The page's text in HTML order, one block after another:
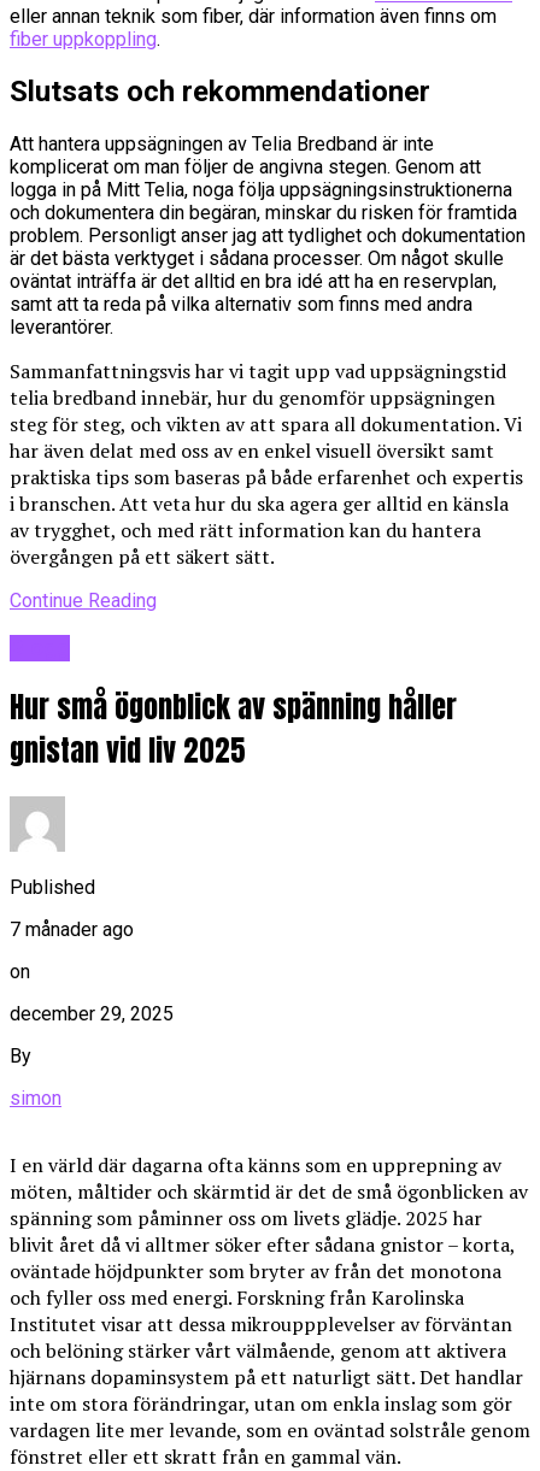
eller annan teknik som fiber, där information även finns om
fiber uppkoppling.
Slutsats och rekommendationer
Att hantera uppsägningen av Telia Bredband är inte
komplicerat om man följer de angivna stegen. Genom att
logga in på Mitt Telia, noga följa uppsägningsinstruktionerna
och dokumentera din begäran, minskar du risken för framtida
problem. Personligt anser jag att tydlighet och dokumentation
är det bästa verktyget i sådana processer. Om något skulle
oväntat inträffa är det alltid en bra idé att ha en reservplan,
samt att ta reda på vilka alternativ som finns med andra
leverantörer.
Sammanfattningsvis har vi tagit upp vad uppsägningstid
telia bredband innebär, hur du genomför uppsägningen
steg för steg, och vikten av att spara all dokumentation. Vi
har även delat med oss av en enkel visuell översikt samt
praktiska tips som baseras på både erfarenhet och expertis
i branschen. Att veta hur du ska agera ger alltid en känsla
av trygghet, och med rätt information kan du hantera
övergången på ett säkert sätt.
Continue Reading
Hur små ögonblick av spänning håller
gnistan vid liv 2025
Published
7 månader ago
on
december 29, 2025
By
simon
I en värld där dagarna ofta känns som en upprepning av
möten, måltider och skärmtid är det de små ögonblicken av
spänning som påminner oss om livets glädje. 2025 har
blivit året då vi alltmer söker efter sådana gnistor – korta,
oväntade höjdpunkter som bryter av från det monotona
och fyller oss med energi. Forskning från Karolinska
Institutet visar att dessa mikrouppplevelser av förväntan
och belöning stärker vårt välmående, genom att aktivera
hjärnans dopaminsystem på ett naturligt sätt. Det handlar
inte om stora förändringar, utan om enkla inslag som gör
vardagen lite mer levande, som en oväntad solstråle genom
fönstret eller ett skratt från en gammal vän.